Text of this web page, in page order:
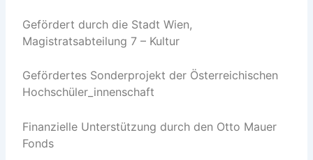
Gefördert durch die Stadt Wien,
Magistratsabteilung 7 – Kultur
Gefördertes Sonderprojekt der Österreichischen
Hochschüler_innenschaft
Finanzielle Unterstützung durch den Otto Mauer
Fonds